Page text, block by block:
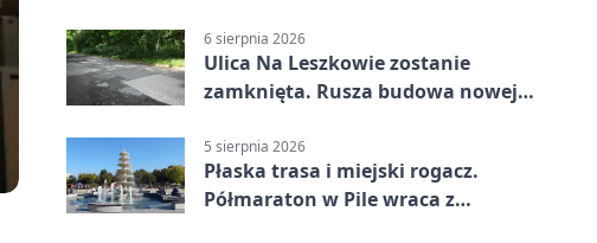
6 sierpnia 2026
Ulica Na Leszkowie zostanie
zamknięta. Rusza budowa nowej
5 sierpnia 2026
Płaska trasa i miejski rogacz.
Półmaraton w Pile wraca z